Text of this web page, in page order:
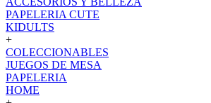
PAPELERIA CUTE
KIDULTS
+
COLECCIONABLES
JUEGOS DE MESA
PAPELERIA
HOME